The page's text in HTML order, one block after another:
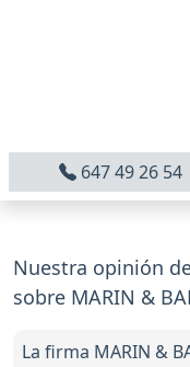
647 49 26 54
Nuestra opinión
sobre MARIN &
La firma MARIN &